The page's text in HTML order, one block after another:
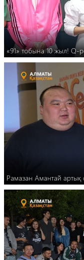
«91» тобына 10 жыл! Q-
Рамазан Амантай артық